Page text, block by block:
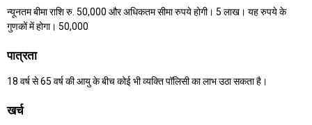
न्यूनतम बीमा राशि रु. 50,000 और अधिकतम सीमा रुपये होगी। 5 लाख। यह रुपये के
गुणकों में होगा। 50,000
पात्रता
18 वर्ष से 65 वर्ष की आयु के बीच कोई भी व्यक्ति पॉलिसी का लाभ उठा सकता है।
खर्च